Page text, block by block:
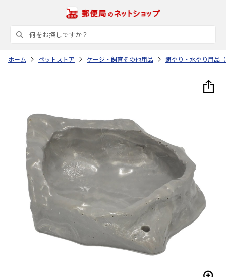
ホーム ペットストア ケージ・飼育その他用品 餌やり・水やり用品